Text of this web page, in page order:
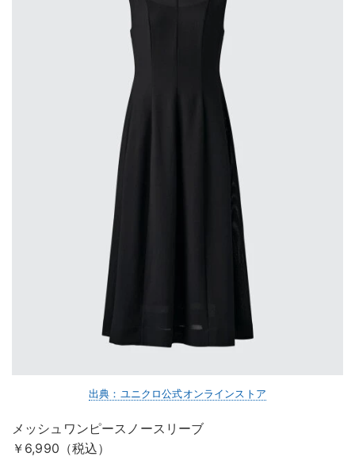
出典：ユニクロ公式オンラインストア
メッシュワンピースノースリーブ
￥6,990（税込）